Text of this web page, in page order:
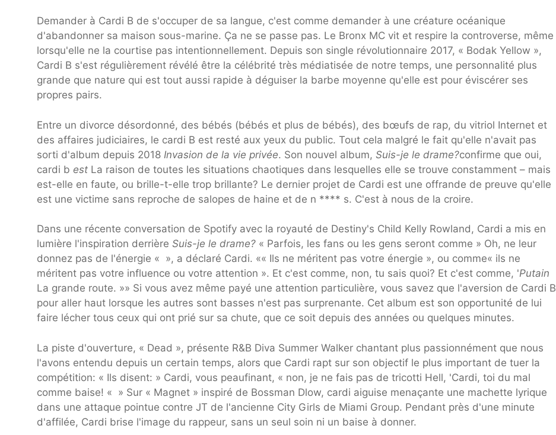
Demander à Cardi B de s'occuper de sa langue, c'est comme demander à une créature océanique
d'abandonner sa maison sous-marine. Ça ne se passe pas. Le Bronx MC vit et respire la controverse, même
lorsqu'elle ne la courtise pas intentionnellement. Depuis son single révolutionnaire 2017, « Bodak Yellow »,
Cardi B s'est régulièrement révélé être la célébrité très médiatisée de notre temps, une personnalité plus
grande que nature qui est tout aussi rapide à déguiser la barbe moyenne qu'elle est pour éviscérer ses
propres pairs.
Entre un divorce désordonné, des bébés (bébés et plus de bébés), des bœufs de rap, du vitriol Internet et
des affaires judiciaires, le cardi B est resté aux yeux du public. Tout cela malgré le fait qu'elle n'avait pas
sorti d'album depuis 2018 Invasion de la vie privée. Son nouvel album, Suis-je le drame?confirme que oui,
cardi b est La raison de toutes les situations chaotiques dans lesquelles elle se trouve constamment – mais
est-elle en faute, ou brille-t-elle trop brillante? Le dernier projet de Cardi est une offrande de preuve qu'elle
est une victime sans reproche de salopes de haine et de n **** s. C'est à nous de la croire.
Dans une récente conversation de Spotify avec la royauté de Destiny's Child Kelly Rowland, Cardi a mis en
lumière l'inspiration derrière Suis-je le drame? « Parfois, les fans ou les gens seront comme » Oh, ne leur
donnez pas de l'énergie « », a déclaré Cardi. «« Ils ne méritent pas votre énergie », ou comme« ils ne
méritent pas votre influence ou votre attention ». Et c'est comme, non, tu sais quoi? Et c'est comme, 'Putain
La grande route. »» Si vous avez même payé une attention particulière, vous savez que l'aversion de Cardi B
pour aller haut lorsque les autres sont basses n'est pas surprenante. Cet album est son opportunité de lui
faire lécher tous ceux qui ont prié sur sa chute, que ce soit depuis des années ou quelques minutes.
La piste d'ouverture, « Dead », présente R&B Diva Summer Walker chantant plus passionnément que nous
l'avons entendu depuis un certain temps, alors que Cardi rapt sur son objectif le plus important de tuer la
compétition: « Ils disent: » Cardi, vous peaufinant, « non, je ne fais pas de tricotti Hell, 'Cardi, toi du mal
comme baise! « » Sur « Magnet » inspiré de Bossman Dlow, cardi aiguise menaçante une machette lyrique
dans une attaque pointue contre JT de l'ancienne City Girls de Miami Group. Pendant près d'une minute
d'affilée, Cardi brise l'image du rappeur, sans un seul soin ni un baise à donner.